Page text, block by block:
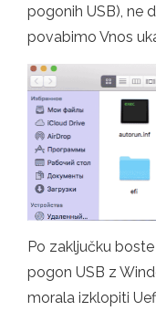
pogonih USB), ne
povabimo Vnos
Po zaključku
pogon USB z
morala izklopiti